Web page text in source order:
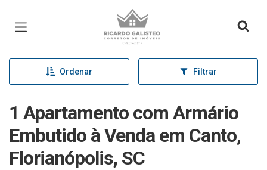
Página inicial
Ordenar Filtrar
1 Apartamento com Armário
Embutido à Venda em Canto,
Florianópolis, SC